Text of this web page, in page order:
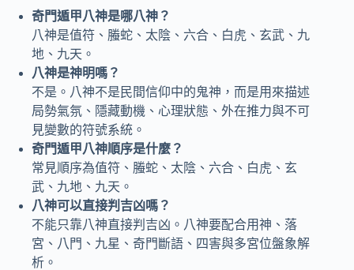
奇門遁甲八神是哪八神？
八神是值符、螣蛇、太陰、六合、白虎、玄武、九
地、九天。
八神是神明嗎？
不是。八神不是民間信仰中的鬼神，而是用來描述
局勢氣氛、隱藏動機、心理狀態、外在推力與不可
見變數的符號系統。
奇門遁甲八神順序是什麼？
常見順序為值符、螣蛇、太陰、六合、白虎、玄
武、九地、九天。
八神可以直接判吉凶嗎？
不能只靠八神直接判吉凶。八神要配合用神、落
宮、八門、九星、奇門斷語、四害與多宮位盤象解
析。